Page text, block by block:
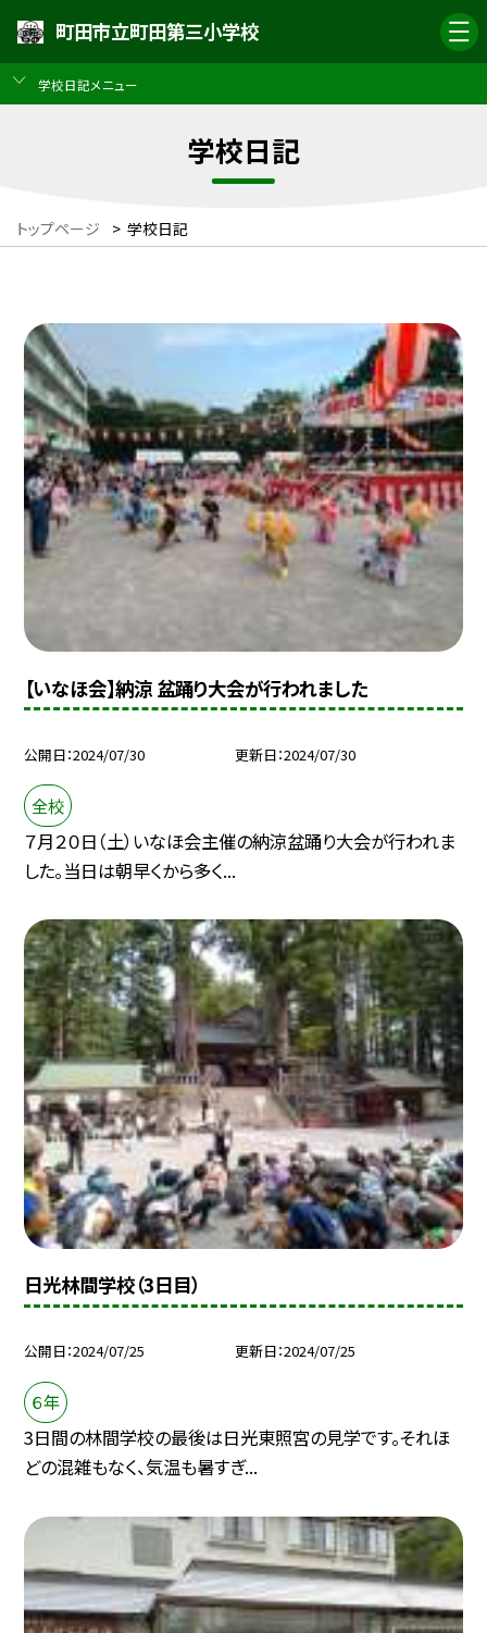
町田市立町田第三小学校
学校日記メニュー
学校日記
トップページ > 学校日記
【いなほ会】納涼 盆踊り大会が行われました
公開日 2024/07/30 更新日 2024/07/30
全校
７月２０日（土）いなほ会主催の納涼盆踊り大会が行われま
した。当日は朝早くから多く...
日光林間学校（3日目）
公開日 2024/07/25 更新日 2024/07/25
６年
3日間の林間学校の最後は日光東照宮の見学です。それほ
どの混雑もなく、気温も暑すぎ...